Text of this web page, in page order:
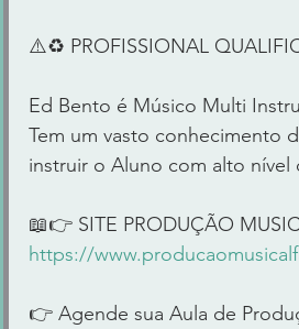
⚠️♻️ PROFISSIONAL
Ed Bento é Músico Multi
Tem um vasto conhecimento
instruir o Aluno com alto
📖👉 SITE PRODUÇÃO
https://
👉 Agende sua Aula de